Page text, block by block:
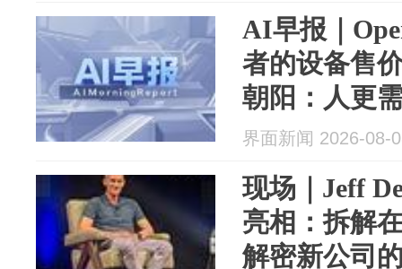
AI早报｜
者的设备售
朝阳：人更
内容产生了
界面新闻 2026-08-
现场｜Jeff
亮相：拆解
解密新公司